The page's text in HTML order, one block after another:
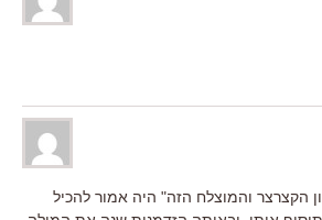
הקצרצר והמוצלח הזה" היה אמור להכיל